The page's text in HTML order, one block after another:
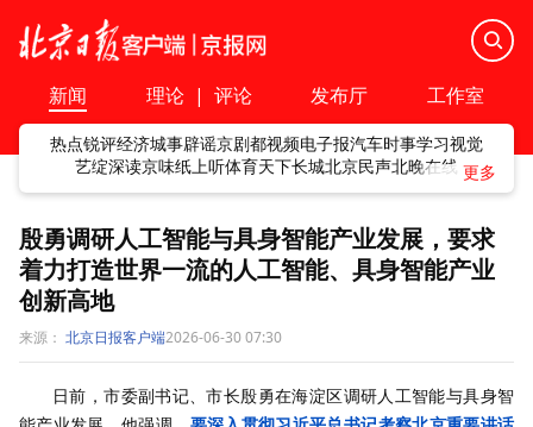
新闻 理论 | 评论 发布厅 工作室
热点锐评经济城事辟谣京剧都视频电子报汽车时事学习视觉
艺绽深读京味纸上听体育天下长城北京民声北晚在线
殷勇调研人工智能与具身智能产业发展，要求
着力打造世界一流的人工智能、具身智能产业
创新高地
来源： 北京日报客户端2026-06-30 07:30
日前，市委副书记、市长殷勇在海淀区调研人工智能与具身智